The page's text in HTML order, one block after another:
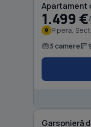
Apartament
1.499 €
Pipera,
3 camere
Garsonieră